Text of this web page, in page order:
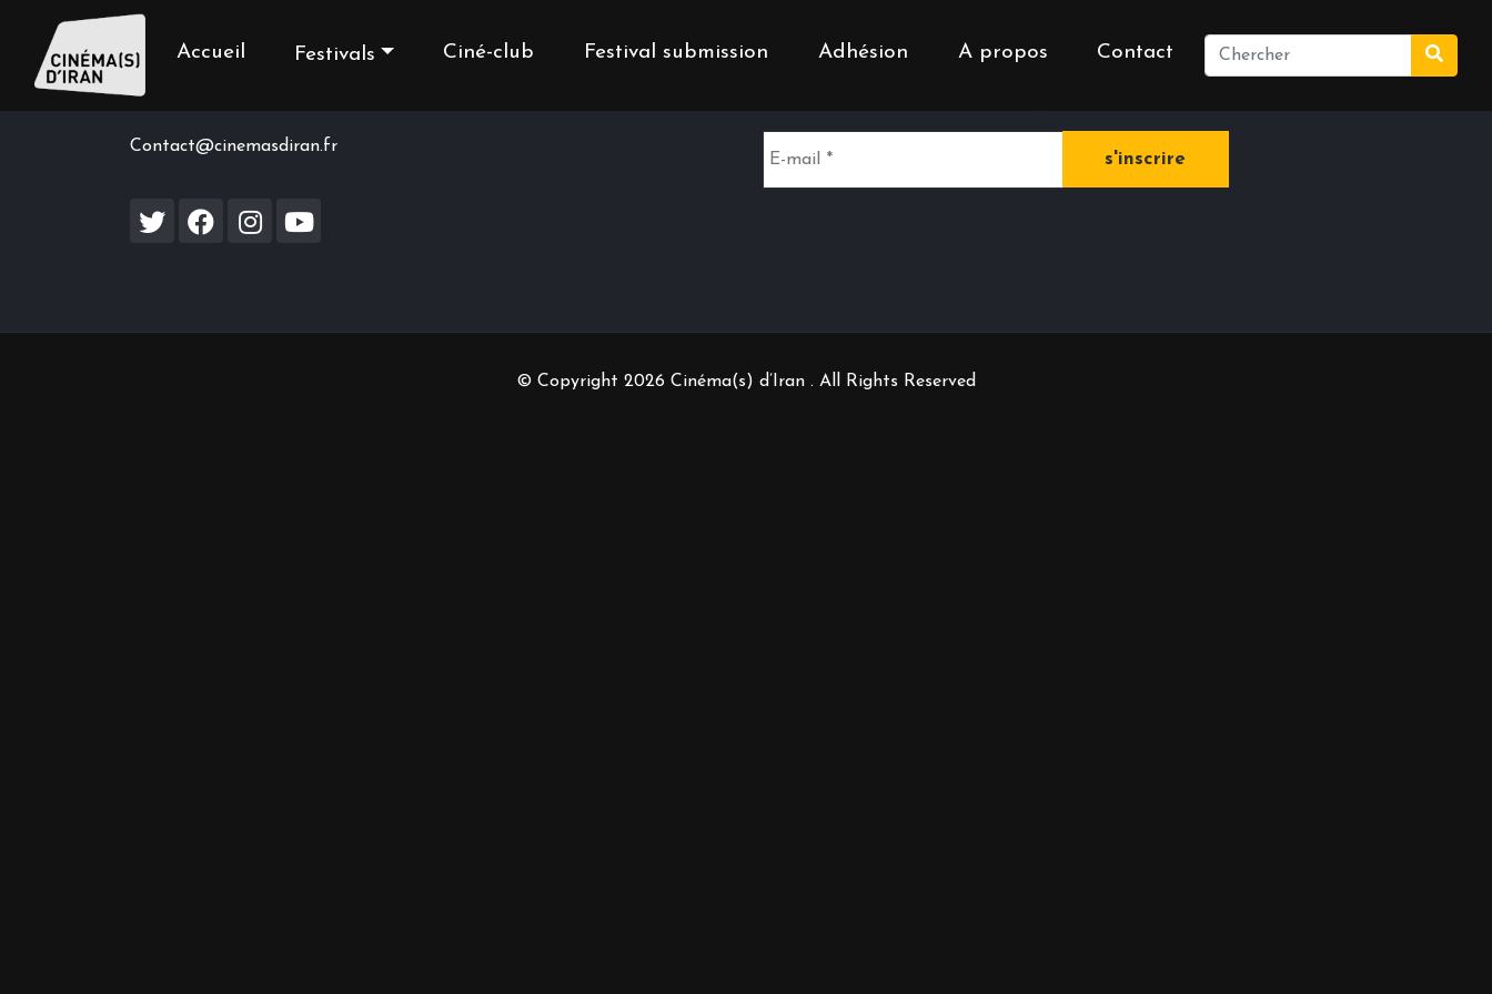
Accueil Festivals Ciné-club Festival submission Adhésion A propos Contact
Contact us
Contact@cinemasdiran.fr
Inscrivez-vous à notre newsletter
© Copyright 2026 Cinéma(s) d’Iran . All Rights Reserved